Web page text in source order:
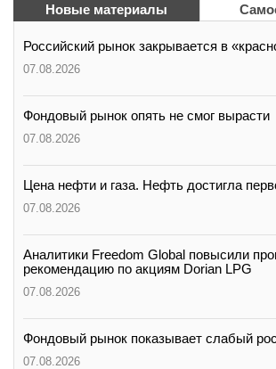
Новые материалы
Российский рынок закрывается в
07.08.2026
Фондовый рынок опять не смог вырасти
07.08.2026
Цена нефти и газа. Нефть достигла
07.08.2026
Аналитики Freedom Global повысили
рекомендацию по акциям Dorian LPG
07.08.2026
Фондовый рынок показывает слабый
07.08.2026